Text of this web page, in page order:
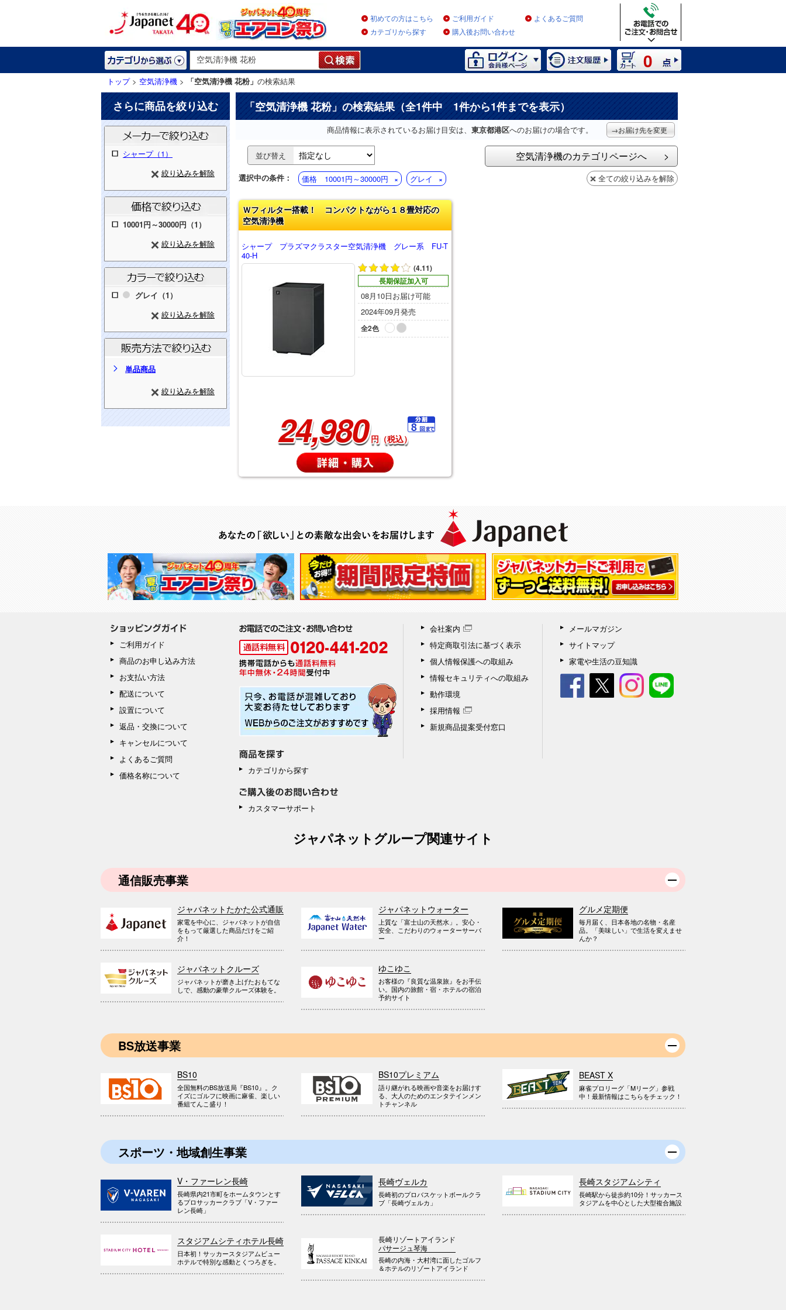
初めての方はこちら ご利用ガイド
よくあるご質問
カテゴリから探す
購入後お問い合わせ
0
トップ> 空気清浄機 > 「空気清浄機 花粉」 の検索結果
さらに商品を絞り込む
シャープ（1）
絞り込みを解除
10001円～30000円（1）
絞り込みを解除
グレイ（1）
絞り込みを解除
単品商品
絞り込みを解除
「空気清浄機 花粉」の検索結果（全1件中 1件から1件までを表示）
商品情報に表示されているお届け目安は、 東京都港区へのお届けの場合です。 →お届け先を変更
並び替え 空気清浄機のカテゴリページへ
選択中の条件： 価格 10001円～30000円 グレイ 全ての絞り込みを解除
Ｗフィルター搭載！ コンパクトながら１８畳対応の
空気清浄機
シャープ プラズマクラスター空気清浄機 グレー系 FU-T
40-H
(4.11)
長期保証加入可
08月10日お届け可能
2024年09月発売
全2色
24,980 円（税込）
ご利用ガイド
商品のお申し込み方法
お支払い方法
配送について
設置について
返品・交換について
キャンセルについて
よくあるご質問
価格名称について
カテゴリから探す
カスタマーサポート
会社案内
特定商取引法に基づく表示
個人情報保護への取組み
情報セキュリティへの取組み
動作環境
採用情報
新規商品提案受付窓口
メールマガジン
サイトマップ
家電や生活の豆知識
ジャパネットグループ関連サイト
通信販売事業
ジャパネットたかた公式通販
家電を中心に、ジャパネットが自信
をもって厳選した商品だけをご紹
介！
ジャパネットウォーター
上質な「富士山の天然水」。安心・
安全、こだわりのウォーターサーバ
ー
グルメ定期便
毎月届く、日本各地の名物・名産
品。「美味しい」で生活を変えませ
んか？
ジャパネットクルーズ
ジャパネットが磨き上げたおもてな
しで、感動の豪華クルーズ体験を。
ゆこゆこ
お客様の『良質な温泉旅』をお手伝
い。国内の旅館・宿・ホテルの宿泊
予約サイト
BS放送事業
BS10
全国無料のBS放送局『BS10』。ク
イズにゴルフに映画に麻雀、楽しい
番組てんこ盛り！
BS10プレミアム
語り継がれる映画や音楽をお届けす
る、大人のためのエンタテインメン
トチャンネル
BEAST X
麻雀プロリーグ「Mリーグ」参戦
中！最新情報はこちらをチェック！
スポーツ・地域創生事業
V・ファーレン長崎
長崎県内21市町をホームタウンとす
るプロサッカークラブ「V・ファー
レン長崎」
長崎ヴェルカ
長崎初のプロバスケットボールクラ
ブ「長崎ヴェルカ」
長崎スタジアムシティ
長崎駅から徒歩約10分！サッカース
タジアムを中心とした大型複合施設
スタジアムシティホテル長崎
日本初！サッカースタジアムビュー
ホテルで特別な感動とくつろぎを。
長崎リゾートアイランド
パサージュ琴海
長崎の内海・大村湾に面したゴルフ
＆ホテルのリゾートアイランド